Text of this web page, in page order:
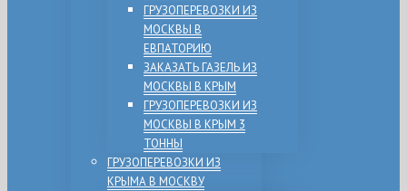
ГРУЗОПЕРЕВОЗКИ ИЗ
МОСКВЫ В
ЕВПАТОРИЮ
ЗАКАЗАТЬ ГАЗЕЛЬ ИЗ
МОСКВЫ В КРЫМ
ГРУЗОПЕРЕВОЗКИ ИЗ
МОСКВЫ В КРЫМ 3
ТОННЫ
ГРУЗОПЕРЕВОЗКИ ИЗ
КРЫМА В МОСКВУ